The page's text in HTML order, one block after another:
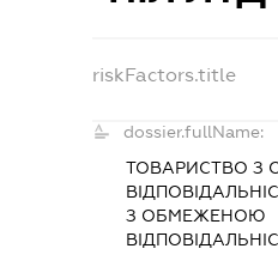
riskFactors.title
dossier.fullName:
ТОВАРИСТВО З
З ОБМЕЖЕНОЮ